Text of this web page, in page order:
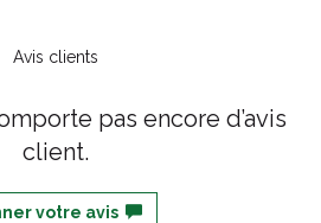
Avis clients
pas encore d’avis
client.
votre avis